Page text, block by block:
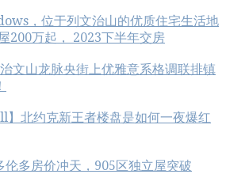
，位于列文治‬山的优质住宅生活地
200万起， 2023下半年交房
治文山龙脉央街上优雅意系格调联排镇
】北约克新王者楼盘是如何一夜爆红
伦多房价冲天，905区独立屋突破